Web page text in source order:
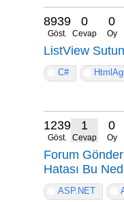
8939
Göst.
0
Cevap
0
Oy
ListView
C#
12397
Göst.
1
Cevap
0
Oy
Forum
Hatası Bu
ASP.NET